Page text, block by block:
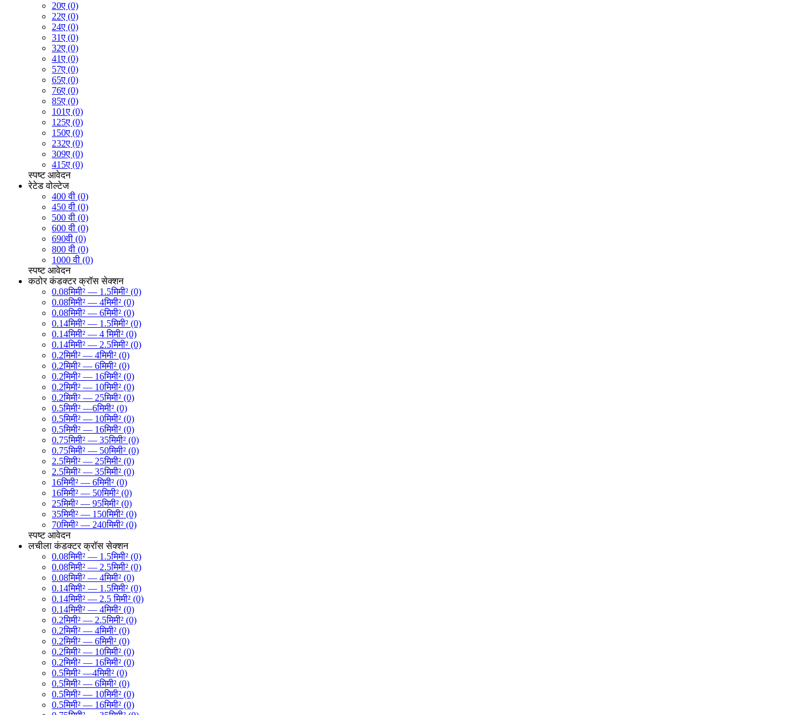
20ए (0)
22ए (0)
24ए (0)
31ए (0)
32ए (0)
41ए (0)
57ए (0)
65ए (0)
76ए (0)
85ए (0)
101ए (0)
125ए (0)
150ए (0)
232ए (0)
309ए (0)
415ए (0)
स्पष्ट आवेदन
रेटेड वोल्टेज
400 वी (0)
450 वी (0)
500 वी (0)
600 वी (0)
690वी (0)
800 वी (0)
1000 वी (0)
स्पष्ट आवेदन
कठोर कंडक्टर क्रॉस सेक्शन
0.08मिमी² — 1.5मिमी² (0)
0.08मिमी² — 4मिमी² (0)
0.08मिमी² — 6मिमी² (0)
0.14मिमी² — 1.5मिमी² (0)
0.14मिमी² — 4 मिमी² (0)
0.14मिमी² — 2.5मिमी² (0)
0.2मिमी² — 4मिमी² (0)
0.2मिमी² — 6मिमी² (0)
0.2मिमी² — 16मिमी² (0)
0.2मिमी² — 10मिमी² (0)
0.2मिमी² — 25मिमी² (0)
0.5मिमी² —6मिमी² (0)
0.5मिमी² — 10मिमी² (0)
0.5मिमी² — 16मिमी² (0)
0.75मिमी² — 35मिमी² (0)
0.75मिमी² — 50मिमी² (0)
2.5मिमी² — 25मिमी² (0)
2.5मिमी² — 35मिमी² (0)
16मिमी² — 6मिमी² (0)
16मिमी² — 50मिमी² (0)
25मिमी² — 95मिमी² (0)
35मिमी² — 150मिमी² (0)
70मिमी² — 240मिमी² (0)
स्पष्ट आवेदन
लचीला कंडक्टर क्रॉस सेक्शन
0.08मिमी² — 1.5मिमी² (0)
0.08मिमी² — 2.5मिमी² (0)
0.08मिमी² — 4मिमी² (0)
0.14मिमी² — 1.5मिमी² (0)
0.14मिमी² — 2.5 मिमी² (0)
0.14मिमी² — 4मिमी² (0)
0.2मिमी² — 2.5मिमी² (0)
0.2मिमी² — 4मिमी² (0)
0.2मिमी² — 6मिमी² (0)
0.2मिमी² — 10मिमी² (0)
0.2मिमी² — 16मिमी² (0)
0.5मिमी² —4मिमी² (0)
0.5मिमी² — 6मिमी² (0)
0.5मिमी² — 10मिमी² (0)
0.5मिमी² — 16मिमी² (0)